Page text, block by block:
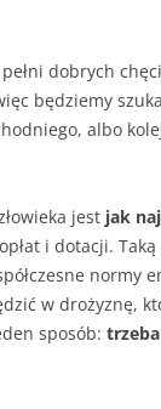
dobrych
będziemy
albo
jest jak
i dotacji.
normy
w drożyznę,
sposób: trzeba